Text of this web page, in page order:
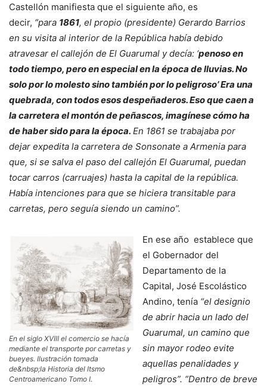
Castellón manifiesta que el siguiente año, es
decir, “para 1861, el propio (presidente) Gerardo Barrios
en su visita al interior de la República había debido
atravesar el callejón de El Guarumal y decía: ‘penoso en
todo tiempo, pero en especial en la época de lluvias. No
solo por lo molesto sino también por lo peligroso’Era una
quebrada, con todos esos despeñaderos. Eso que caen a
la carretera el montón de peñascos, imagínese cómo ha
de haber sido para la época. En 1861 se trabajaba por
dejar expedita la carretera de Sonsonate a Armenia para
que, si se salva el paso del callejón El Guarumal, puedan
tocar carros (carruajes) hasta la capital de la república.
Había intenciones para que se hiciera transitable para
carretas, pero seguía siendo un camino”.
En el siglo XVIII el comercio se hacía
mediante el transporte por carretas y
bueyes. Ilustración tomada
de&nbsp;la Historia del Itsmo
Centroamericano Tomo I.
En ese año establece que
el Gobernador del
Departamento de la
Capital, José Escolástico
Andino, tenía “el designio
de abrir hacia un lado del
Guarumal, un camino que
sin mayor rodeo evite
aquellas penalidades y
peligros”. “Dentro de breve